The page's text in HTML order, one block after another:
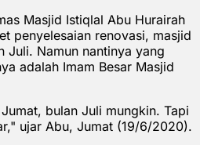
Masjid Istiqlal Abu Hurairah
penyelesaian renovasi, masjid
Juli. Namun nantinya yang
adalah Imam Besar Masjid
bulan Juli mungkin. Tapi
ujar Abu, Jumat (19/6/2020).